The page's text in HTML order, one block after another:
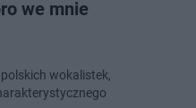
we mnie
wokalistek,